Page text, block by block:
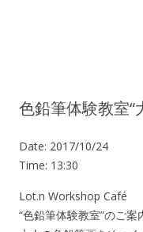
色鉛筆体験教室“
Date: 2017/10/24
Time: 13:30
Lot.n Workshop Café
“色鉛筆体験教室”のご案